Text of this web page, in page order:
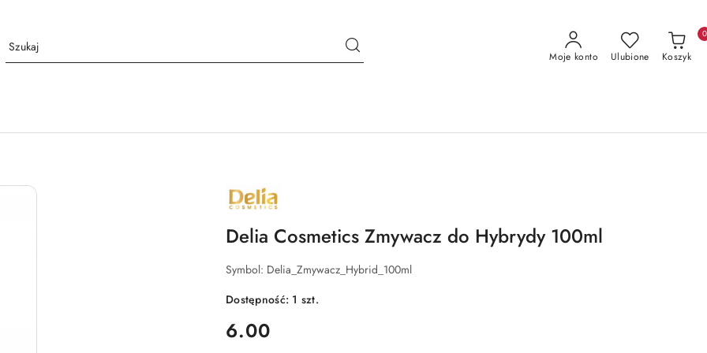
Moje konto Ulubione Koszyk
0
NAZWA
PRODUCENTA:
DELIA
Delia Cosmetics Zmywacz do Hybrydy 100ml
Symbol: Delia_Zmywacz_Hybrid_100ml
Dostępność: 1 szt.
cena:
6.00